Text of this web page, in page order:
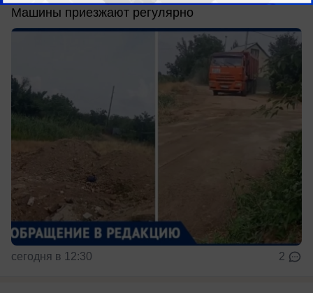
Машины приезжают регулярно
сегодня в 12:30 2